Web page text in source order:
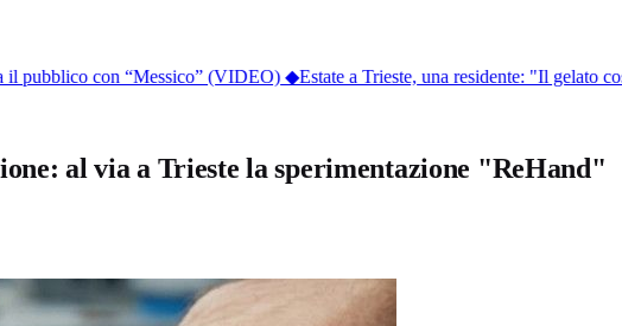
pubblico con “Messico” (VIDEO)◆ Estate a Trieste, una residente: "Il gelato
al via a Trieste la sperimentazione "ReHand"